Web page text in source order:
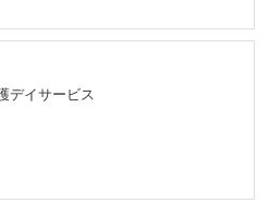
デイサービス